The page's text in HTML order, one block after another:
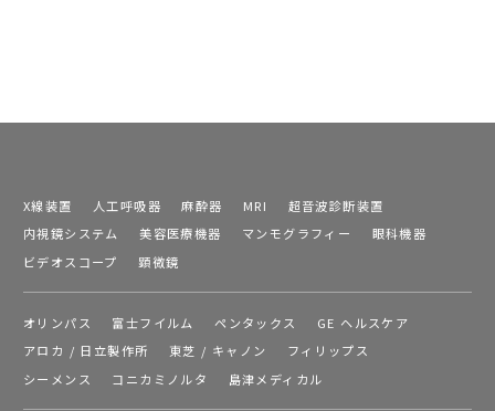
X線装置 人工呼吸器 麻酔器 MRI
超音波診断装置
内視鏡システム
美容医療機器 マンモグラフィー
眼科機器
ビデオスコープ
顕微鏡
オリンパス 富士フイルム ペンタックス
GE ヘルスケア
アロカ / 日立製作所
東芝 / キャノン
フィリップス
シーメンス
コニカミノルタ 島津メディカル